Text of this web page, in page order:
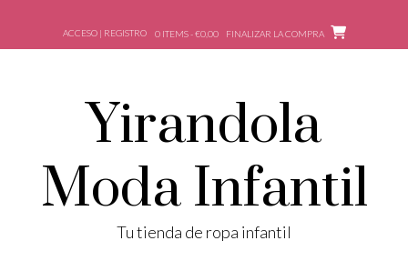
ACCESO | REGISTRO 0 ITEMS - €0,00 FINALIZAR LA COMPRA
Yirandola
Moda Infantil
Tu tienda de ropa infantil